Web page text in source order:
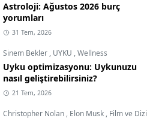
Astroloji: Ağustos 2026 burç
yorumları
31 Tem, 2026
Sinem Bekler , UYKU ,Wellness
Uyku optimizasyonu: Uykunuzu
nasıl geliştirebilirsiniz?
21 Tem, 2026
Christopher Nolan , Elon Musk , Film ve Dizi